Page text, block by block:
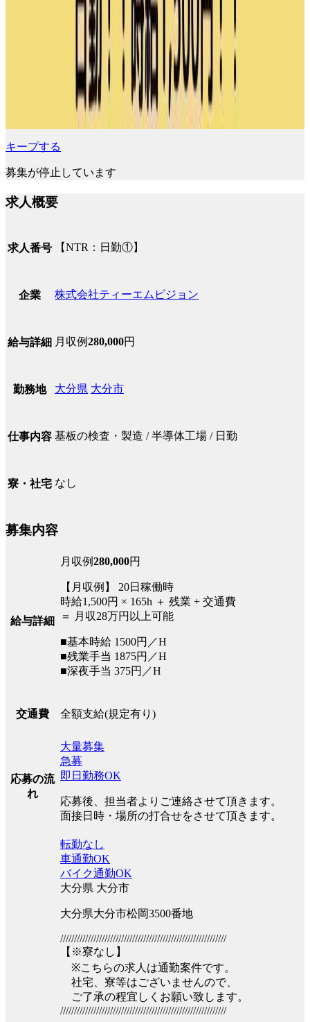
キープする
募集が停止しています
求人概要
求人番号 【NTR：日勤①】
企業 株式会社ティーエムビジョン
給与詳細 月収例280,000円
勤務地 大分県 大分市
仕事内容 基板の検査・製造 / 半導体工場 / 日勤
寮・社宅 なし
募集内容
給与詳細
月収例280,000円
【月収例】 20日稼働時
時給1,500円 × 165h ＋ 残業 + 交通費
＝ 月収28万円以上可能
■基本時給 1500円／H
■残業手当 1875円／H
■深夜手当 375円／H
交通費 全額支給(規定有り)
応募の流
れ
大量募集
急募
即日勤務OK
応募後、担当者よりご連絡させて頂きます。
面接日時・場所の打合せをさせて頂きます。
転勤なし
車通勤OK
バイク通勤OK
大分県 大分市
大分県大分市松岡3500番地
////////////////////////////////////////////////////////////
【※寮なし】
※こちらの求人は通勤案件です。
社宅、寮等はございませんので、
ご了承の程宜しくお願い致します。
////////////////////////////////////////////////////////////